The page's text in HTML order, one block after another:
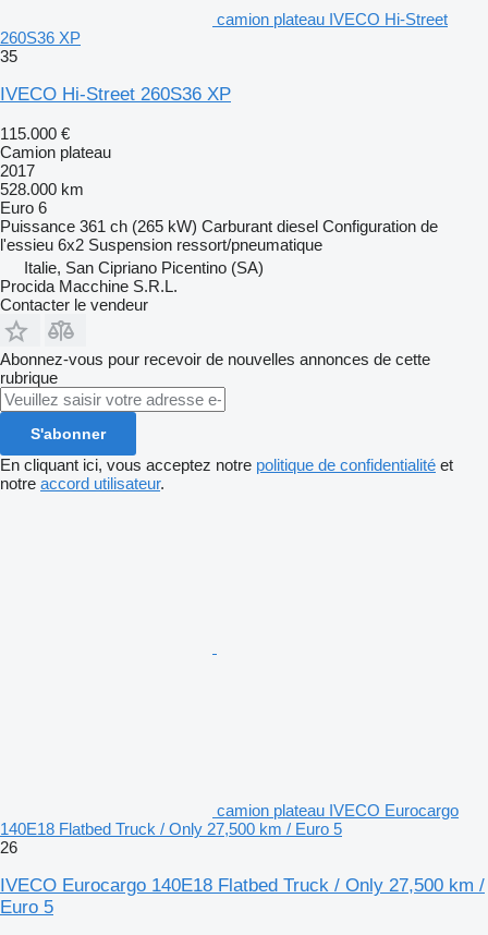
camion plateau IVECO Hi-Street
260S36 XP
35
IVECO Hi-Street 260S36 XP
115.000 €
Camion plateau
2017
528.000 km
Euro 6
Puissance 361 ch (265 kW) Carburant diesel Configuration de
l'essieu 6x2 Suspension ressort/pneumatique
Italie, San Cipriano Picentino (SA)
Procida Macchine S.R.L.
Contacter le vendeur
Abonnez-vous pour recevoir de nouvelles annonces de cette
rubrique
S'abonner
En cliquant ici, vous acceptez notre politique de confidentialité et
notre accord utilisateur.
camion plateau IVECO Eurocargo
140E18 Flatbed Truck / Only 27,500 km / Euro 5
26
IVECO Eurocargo 140E18 Flatbed Truck / Only 27,500 km /
Euro 5